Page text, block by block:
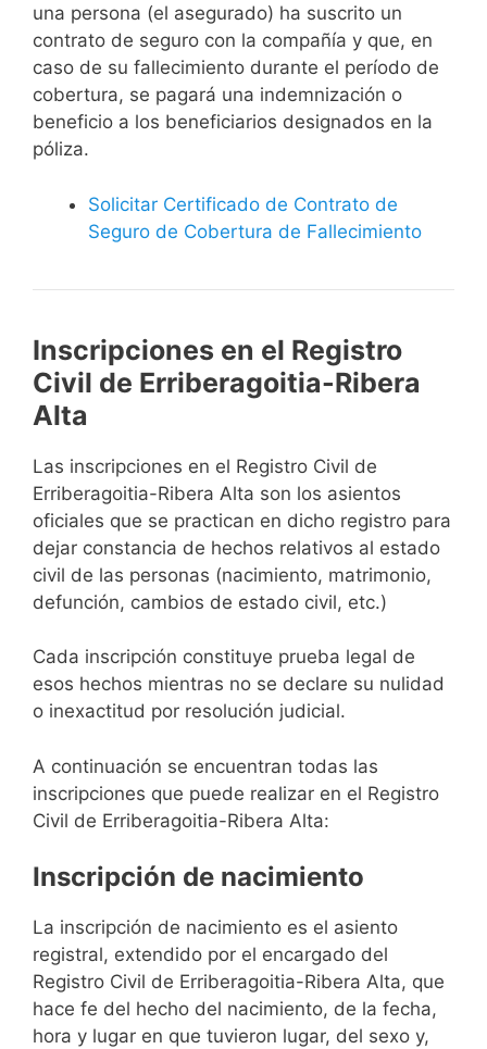
una persona (el asegurado) ha suscrito un
contrato de seguro con la compañía y que, en
caso de su fallecimiento durante el período de
cobertura, se pagará una indemnización o
beneficio a los beneficiarios designados en la
póliza.
Solicitar Certificado de Contrato de
Seguro de Cobertura de Fallecimiento
Inscripciones en el Registro
Civil de Erriberagoitia-Ribera
Alta
Las inscripciones en el Registro Civil de
Erriberagoitia-Ribera Alta son los asientos
oficiales que se practican en dicho registro para
dejar constancia de hechos relativos al estado
civil de las personas (nacimiento, matrimonio,
defunción, cambios de estado civil, etc.)
Cada inscripción constituye prueba legal de
esos hechos mientras no se declare su nulidad
o inexactitud por resolución judicial.
A continuación se encuentran todas las
inscripciones que puede realizar en el Registro
Civil de Erriberagoitia-Ribera Alta:
Inscripción de nacimiento
La inscripción de nacimiento es el asiento
registral, extendido por el encargado del
Registro Civil de Erriberagoitia-Ribera Alta, que
hace fe del hecho del nacimiento, de la fecha,
hora y lugar en que tuvieron lugar, del sexo y,